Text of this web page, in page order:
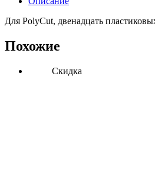
Для PolyCut, двенадцать
Похожие
Скидка